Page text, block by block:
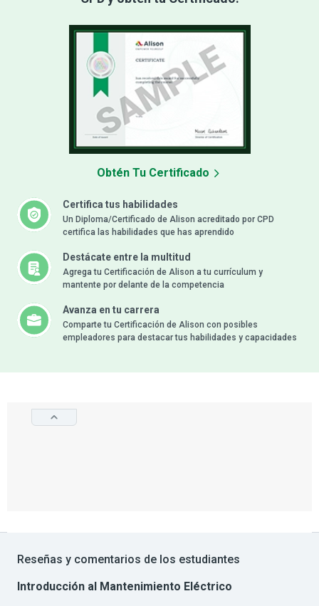
Certifica tus habilidades
Un Diploma/Certificado de Alison acreditado por CPD
certifica las habilidades que has aprendido
Destácate entre la multitud
Agrega tu Certificación de Alison a tu currículum y
mantente por delante de la competencia
Avanza en tu carrera
Comparte tu Certificación de Alison con posibles
empleadores para destacar tus habilidades y capacidades
Obtén Tu Certificado
Reseñas y comentarios de los estudiantes
Introducción al Mantenimiento Eléctrico